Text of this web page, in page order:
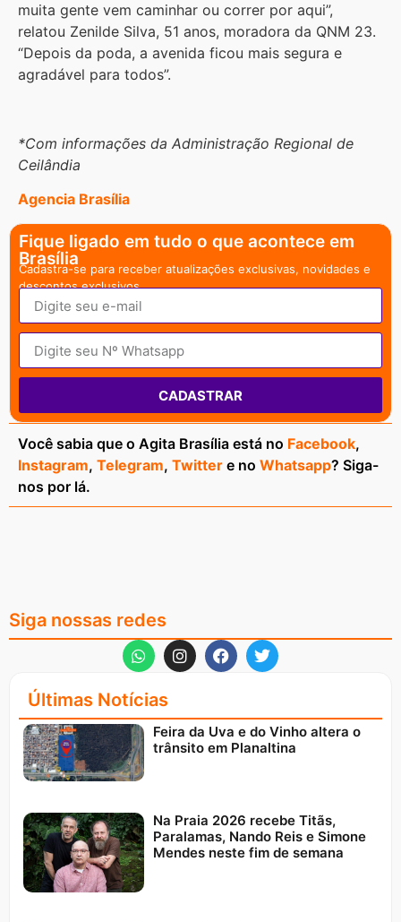
muita gente vem caminhar ou correr por aqui”,
relatou Zenilde Silva, 51 anos, moradora da QNM 23.
“Depois da poda, a avenida ficou mais segura e
agradável para todos”.
*Com informações da Administração Regional de
Ceilândia
Agencia Brasília
Fique ligado em tudo o que acontece em
Brasília
Cadastra-se para receber atualizações exclusivas, novidades e
descontos exclusivos.
CADASTRAR
Você sabia que o Agita Brasília está no Facebook,
Instagram, Telegram, Twitter e no Whatsapp? Siga-
nos por lá.
Siga nossas redes
Últimas Notícias
Feira da Uva e do Vinho altera o
trânsito em Planaltina
Na Praia 2026 recebe Titãs,
Paralamas, Nando Reis e Simone
Mendes neste fim de semana